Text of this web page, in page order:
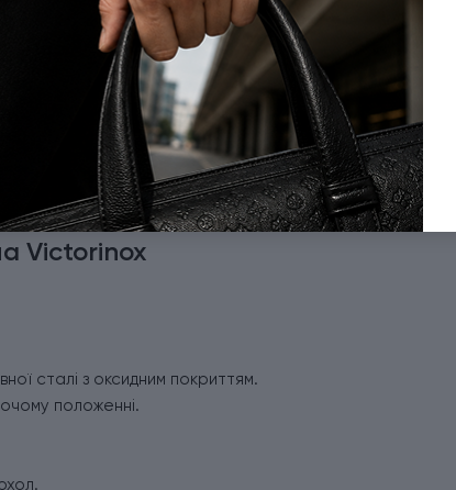
Victorinox
сталі з оксидним покриттям.
положенні.